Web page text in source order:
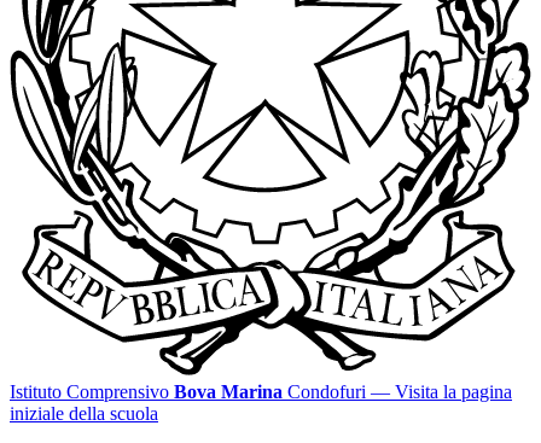
Istituto Comprensivo Bova Marina Condofuri — Visita la pagina
iniziale della scuola